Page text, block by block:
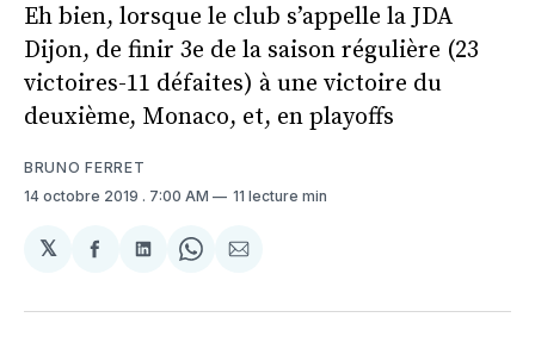
Eh bien, lorsque le club s’appelle la JDA
Dijon, de finir 3e de la saison régulière (23
victoires-11 défaites) à une victoire du
deuxième, Monaco, et, en playoffs
BRUNO FERRET
14 octobre 2019 . 7:00 AM 11 lecture min
𝕏
Partager
Facebook
Partager
LinkedIn
Share
WhatsApp
Partager
Courriel